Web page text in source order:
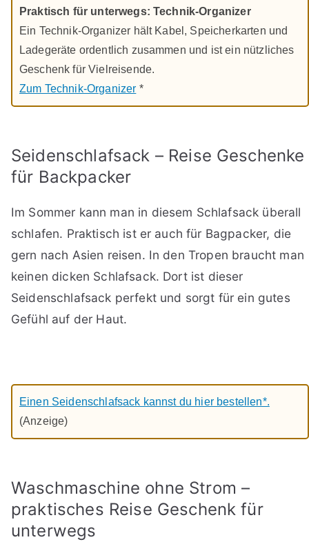
Praktisch für unterwegs: Technik-Organizer
Ein Technik-Organizer hält Kabel, Speicherkarten und
Ladegeräte ordentlich zusammen und ist ein nützliches
Geschenk für Vielreisende.
Zum Technik-Organizer *
Seidenschlafsack – Reise Geschenke
für Backpacker
Im Sommer kann man in diesem Schlafsack überall
schlafen. Praktisch ist er auch für Bagpacker, die
gern nach Asien reisen. In den Tropen braucht man
keinen dicken Schlafsack. Dort ist dieser
Seidenschlafsack perfekt und sorgt für ein gutes
Gefühl auf der Haut.
Einen Seidenschlafsack kannst du hier bestellen*.
(Anzeige)
Waschmaschine ohne Strom –
praktisches Reise Geschenk für
unterwegs